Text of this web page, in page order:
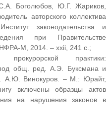
Боголюбов, Ю.Г. Жариков,
авторского коллектива
законодательства и
при Правительстве
М, 2014. – xxii, 241 с.;
практики:
общ. ред. А.Э. Буксмана и
А.Ю. Винокуров. – М.: Юрайт,
включены образцы актов
на нарушения законов в